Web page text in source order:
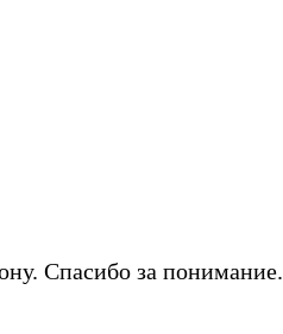
Спасибо за понимание.